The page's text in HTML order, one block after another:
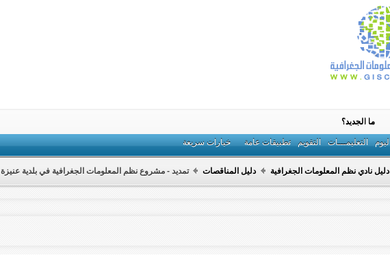
التعليمـــات التقويم تطبيقات عامة خيارات سريعة
ما الجديد؟
دليل نادي نظم المعلومات الجغرافية دليل المناقصات تمديد - مشروع نظم المعلومات الجغرافية في بلدية عنيزة